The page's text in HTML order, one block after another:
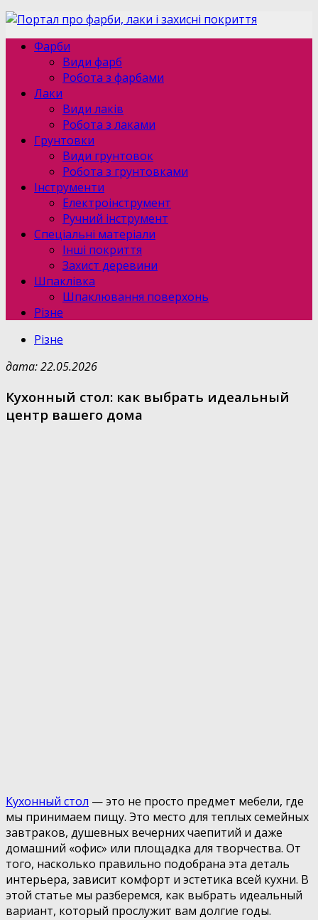
Фарби
Види фарб
Робота з фарбами
Лаки
Види лаків
Робота з лаками
Грунтовки
Види грунтовок
Робота з грунтовками
Інструменти
Електроінструмент
Ручний інструмент
Спеціальні матеріали
Інші покриття
Захист деревини
Шпаклівка
Шпаклювання поверхонь
Різне
Різне
дата: 22.05.2026
Кухонный стол: как выбрать идеальный
центр вашего дома
Кухонный стол — это не просто предмет мебели, где
мы принимаем пищу. Это место для теплых семейных
завтраков, душевных вечерних чаепитий и даже
домашний «офис» или площадка для творчества. От
того, насколько правильно подобрана эта деталь
интерьера, зависит комфорт и эстетика всей кухни. В
этой статье мы разберемся, как выбрать идеальный
вариант, который прослужит вам долгие годы.